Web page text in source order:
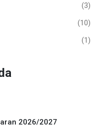
(3)
(10)
(1)
2026/2027